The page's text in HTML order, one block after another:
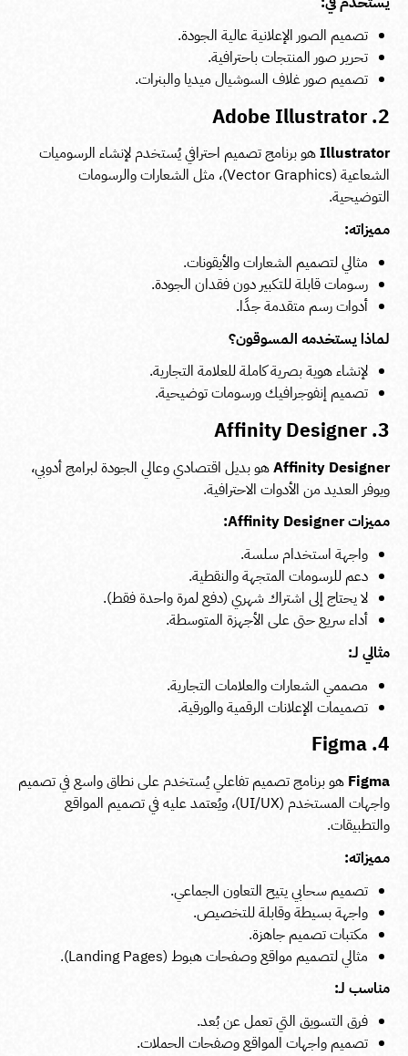
تصميم الصور الإعلانية عالية الجودة.
تحرير صور المنتجات باحترافية.
تصميم صور غلاف السوشيال ميديا والبنرات.
2. Adobe Illustrator
Illustratorهو برنامج تصميم احترافي يُستخدم لإنشاء الرسوميات
الشعاعية (Vector Graphics)، مثل الشعارات والرسومات
التوضيحية.
مميزاته:
مثالي لتصميم الشعارات والأيقونات.
رسومات قابلة للتكبير دون فقدان الجودة.
أدوات رسم متقدمة جدًا.
لماذا يستخدمه المسوقون؟
لإنشاء هوية بصرية كاملة للعلامة التجارية.
تصميم إنفوجرافيك ورسومات توضيحية.
3. Affinity Designer
Affinity Designerهو بديل اقتصادي وعالي الجودة لبرامج أدوبي،
ويوفر العديد من الأدوات الاحترافية.
مميزات Affinity Designer:
واجهة استخدام سلسة.
دعم للرسومات المتجهة والنقطية.
لا يحتاج إلى اشتراك شهري (دفع لمرة واحدة فقط).
أداء سريع حتى على الأجهزة المتوسطة.
مثالي لـ:
مصممي الشعارات والعلامات التجارية.
تصميمات الإعلانات الرقمية والورقية.
4. Figma
Figma هو برنامج تصميم تفاعلي يُستخدم على نطاق واسع في تصميم
واجهات المستخدم (UI/UX)، ويُعتمد عليه في تصميم المواقع
والتطبيقات.
مميزاته:
تصميم سحابي يتيح التعاون الجماعي.
واجهة بسيطة وقابلة للتخصيص.
مكتبات تصميم جاهزة.
مثالي لتصميم مواقع وصفحات هبوط (Landing Pages).
مناسب لـ:
فرق التسويق التي تعمل عن بُعد.
تصميم واجهات المواقع وصفحات الحملات.